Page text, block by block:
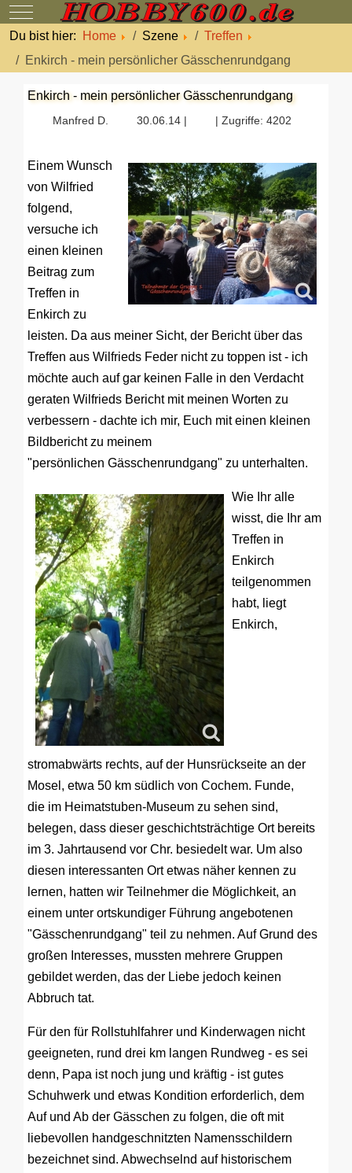
Mobile Menu Toggle
Du bist hier:
Home Szene
Treffen
Enkirch - mein persönlicher Gässchenrundgang
Enkirch - mein persönlicher Gässchenrundgang
Manfred D. 30.06.14 | | Zugriffe: 4202
Einem Wunsch
von Wilfried
folgend,
versuche ich
einen kleinen
Beitrag zum
Treffen in
Enkirch zu
leisten. Da aus meiner Sicht, der Bericht über das
Treffen aus Wilfrieds Feder nicht zu toppen ist - ich
möchte auch auf gar keinen Falle in den Verdacht
geraten Wilfrieds Bericht mit meinen Worten zu
verbessern - dachte ich mir, Euch mit einen kleinen
Bildbericht zu meinem
"persönlichen Gässchenrundgang" zu unterhalten.
Wie Ihr alle
wisst, die Ihr am
Treffen in
Enkirch
teilgenommen
habt, liegt
Enkirch,
stromabwärts rechts, auf der Hunsrückseite an der
Mosel, etwa 50 km südlich von Cochem. Funde,
die im Heimatstuben-Museum zu sehen sind,
belegen, dass dieser geschichtsträchtige Ort bereits
im 3. Jahrtausend vor Chr. besiedelt war. Um also
diesen interessanten Ort etwas näher kennen zu
lernen, hatten wir Teilnehmer die Möglichkeit, an
einem unter ortskundiger Führung angebotenen
"Gässchenrundgang" teil zu nehmen. Auf Grund des
großen Interesses, mussten mehrere Gruppen
gebildet werden, das der Liebe jedoch keinen
Abbruch tat.
Für den für Rollstuhlfahrer und Kinderwagen nicht
geeigneten, rund drei km langen Rundweg - es sei
denn, Papa ist noch jung und kräftig - ist gutes
Schuhwerk und etwas Kondition erforderlich, dem
Auf und Ab der Gässchen zu folgen, die oft mit
liebevollen handgeschnitzten Namensschildern
bezeichnet sind. Abwechselnd auf historischem